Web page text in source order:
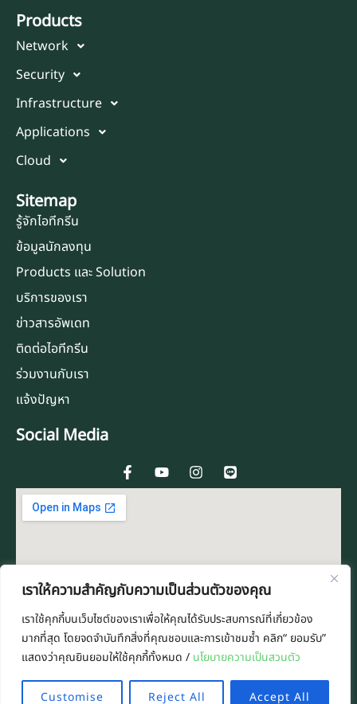
เราให้ความสำคัญกับความเป็นส่วนตัวของคุณ
เราใช้คุกกี้บนเว็บไซต์ของเราเพื่อให้คุณได้รับประสบการณ์ที่เกี่ยวข้อง
มากที่สุด โดยจดจำบันทึกสิ่งที่คุณชอบและการเข้าชมซ้ำ คลิก“ ยอมรับ”
แสดงว่าคุณยินยอมให้ใช้คุกกี้ทั้งหมด / นโยบายความเป็นสวนตัว
Customise Reject All Accept All
Products
Network
Security
Infrastructure
Applications
Cloud
Sitemap
รู้จักไอทีกรีน
ข้อมูลนักลงทุน
Products และ Solution
บริการของเรา
ข่าวสารอัพเดท
ติดต่อไอทีกรีน
ร่วมงานกับเรา
แจ้งปัญหา
Social Media
a
c
e
-
f
o
u
t
n
s
t
m
i
n
e